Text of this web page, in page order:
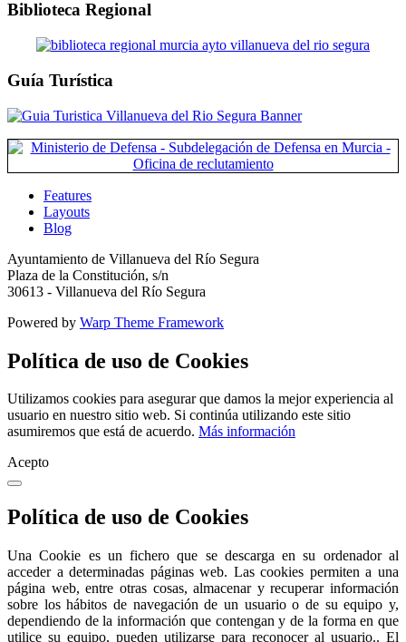
Biblioteca Regional
Guía Turística
Features
Layouts
Blog
Ayuntamiento de Villanueva del Río Segura
Plaza de la Constitución, s/n
30613 - Villanueva del Río Segura
Powered by Warp Theme Framework
Política de uso de Cookies
Utilizamos cookies para asegurar que damos la mejor experiencia al
usuario en nuestro sitio web. Si continúa utilizando este sitio
asumiremos que está de acuerdo. Más información
Acepto
Política de uso de Cookies
Una Cookie es un fichero que se descarga en su ordenador al
acceder a determinadas páginas web. Las cookies permiten a una
página web, entre otras cosas, almacenar y recuperar información
sobre los hábitos de navegación de un usuario o de su equipo y,
dependiendo de la información que contengan y de la forma en que
utilice su equipo, pueden utilizarse para reconocer al usuario.. El